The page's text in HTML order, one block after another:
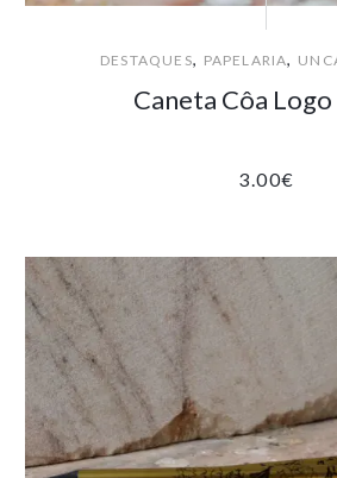
DESTAQUES, PAPELARIA,
Caneta Côa
3.00€